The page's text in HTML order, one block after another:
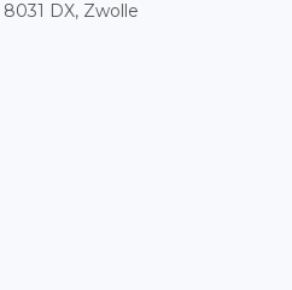
8031 DX, Zwolle